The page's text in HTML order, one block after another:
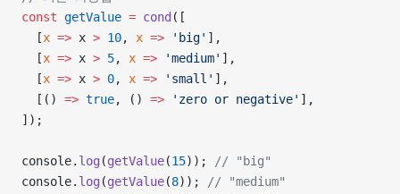
const getValue = cond ([
  [
x => x > 10, x => 'big' ],
  [
x => x > 5, x => 'medium' ],
  [
x => x > 0, x => 'small' ],
  [()
=> true, () => 'zero or negative' ],
]);
console. log (getValue(15));
// "big"
console. log (getValue(8));
// "medium"